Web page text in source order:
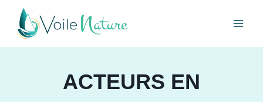
contenu
ACTEURS EN